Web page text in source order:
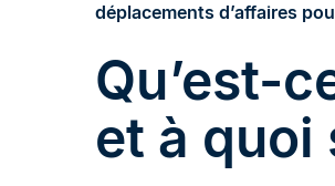
déplacements d’affaires
Qu’est-
et à quoi